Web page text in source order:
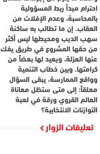
احترام مبدأ ربط المسؤولية
بالمحاسبة، وعدم الإفلات من
العقاب. إن ما تطالب به ساكنة
سهب الديب ومحيطها ليس أكثر
من حقها المشروع في طريق يفك
عنها العزلة، ويعيد لها بعضاً من
كرامتها. وبين خطاب التنمية
وواقع الممارسة، يبقى السؤال
معلقاً: إلى متى ستظل معاناة
العالم القروي ورقة في لعبة
التوازنات الانتخابية؟
تعليقات الزوار